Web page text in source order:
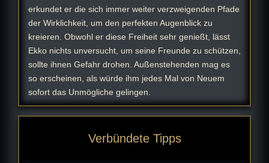
erkundet er die sich immer weiter verzweigenden Pfade
der Wirklichkeit, um den perfekten Augenblick zu
kreieren. Obwohl er diese Freiheit sehr genießt, lässt
Ekko nichts unversucht, um seine Freunde zu schützen,
sollte ihnen Gefahr drohen. Außenstehenden mag es
so erscheinen, als würde ihm jedes Mal von Neuem
sofort das Unmögliche gelingen.
Verbündete Tipps